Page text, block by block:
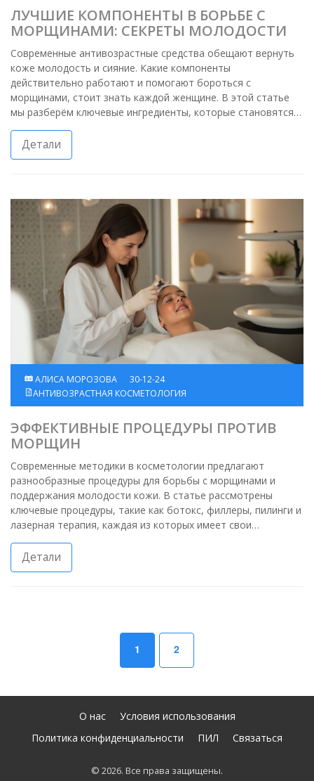
ЛУЧШИЕ КОМПОНЕНТЫ В БОРЬБЕ С
МОРЩИНАМИ: СЕКРЕТЫ МОЛОДОСТИ
Современные антивозрастные средства обещают вернуть
коже молодость и сияние. Какие компоненты
действительно работают и помогают бороться с
морщинами, стоит знать каждой женщине. В этой статье
мы разберём ключевые ингредиенты, которые становятся
выбрать эффективное средство и на что обратить
внимание при покупке. Применяя эти знания на практике, вы
Детали
АЛИСА МОРОЗОВА
30-12-24
АНТИВОЗРАСТНАЯ КОСМЕТОЛОГИЯ
ЭФФЕКТИВНЫЕ ПРОЦЕДУРЫ ПРОТИВ
МОРЩИН
Современные методики в косметологии предлагают
разнообразные процедуры для борьбы с морщинами и
поддержания молодости кожи. В статье рассмотрены
ключевые процедуры, такие как ботокс, филлеры, пилинги и
лазерная терапия, каждая из которых имеет свои
преимущества. Кроме того, читатели узнают о новых
тенденциях в уходе за кожей, которые появились в
последние годы. Полезные советы помогут выбрать
Детали
1 2
О нас
Условия использования
Политика конфиденциальности
ПИЛ Связаться
© 2026. Все права защищены.